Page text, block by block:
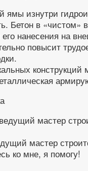
ямы изнутри
Бетон в
нанесения на
повысит
мастер
ко мне, я помогу!